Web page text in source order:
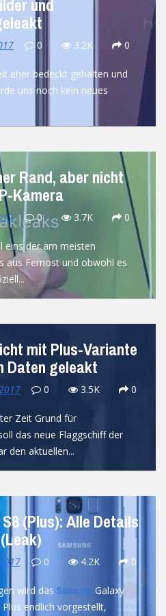
und
0 3.2K 0
eher bedeckt gehalten und
uns noch kein neues
Rand, aber nicht
Kamera
0 3.7K 0
eins der am meisten
aus Fernost und obwohl es
mit Plus-Variante
Daten geleakt
0 3.5K 0
Zeit Grund für
das neue Flaggschiff der
den aktuellen...
(Plus): Alle Details
0 4.2K 0
wird das Samsung Galaxy
endlich vorgestellt,